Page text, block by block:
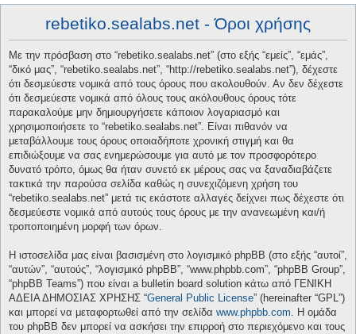
rebetiko.sealabs.net - Όροι χρήσης
Με την πρόσβαση στο “rebetiko.sealabs.net” (στο εξής “εμείς”, “εμάς”,
“δικό μας”, “rebetiko.sealabs.net”, “http://rebetiko.sealabs.net”), δέχεστε
ότι δεσμεύεστε νομικά από τους όρους που ακολουθούν. Αν δεν δέχεστε
ότι δεσμεύεστε νομικά από όλους τους ακόλουθους όρους τότε
παρακαλούμε μην δημιουργήσετε κάποιον λογαριασμό και
χρησιμοποιήσετε το “rebetiko.sealabs.net”. Είναι πιθανόν να
μεταβάλλουμε τους όρους οποιαδήποτε χρονική στιγμή και θα
επιδιώξουμε να σας ενημερώσουμε για αυτό με τον προσφορότερο
δυνατό τρόπο, όμως θα ήταν συνετό εκ μέρους σας να ξαναδιαβάζετε
τακτικά την παρούσα σελίδα καθώς η συνεχιζόμενη χρήση του
“rebetiko.sealabs.net” μετά τις εκάστοτε αλλαγές δείχνει πως δέχεστε ότι
δεσμεύεστε νομικά από αυτούς τους όρους με την ανανεωμένη και/ή
τροποποιημένη μορφή των όρων.
Η ιστοσελίδα μας είναι βασισμένη στο λογισμικό phpBB (στο εξής “αυτοί”,
“αυτών”, “αυτούς”, “λογισμικό phpBB”, “www.phpbb.com”, “phpBB Group”,
“phpBB Teams”) που είναι a bulletin board solution κάτω από ΓΕΝΙΚΗ
ΑΔΕΙΑ ΔΗΜΟΣΙΑΣ ΧΡΗΣΗΣ “General Public License” (hereinafter “GPL”)
και μπορεί να μεταφορτωθεί από την σελίδα www.phpbb.com. Η ομάδα
του phpBB δεν μπορεί να ασκήσει την επιρροή στο περιεχόμενο και τους